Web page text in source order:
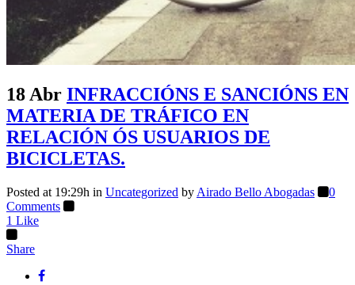
18 Abr INFRACCIÓNS E SANCIÓNS EN
MATERIA DE TRÁFICO EN
RELACIÓN ÓS USUARIOS DE
BICICLETAS.
Posted at 19:29h in Uncategorized by Airado Bello Abogadas
0
Comments
1 Like
Share